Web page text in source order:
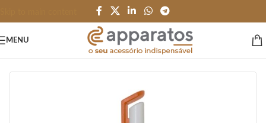
MENU
CANETAS LÁPIS e AFINS/Plastico